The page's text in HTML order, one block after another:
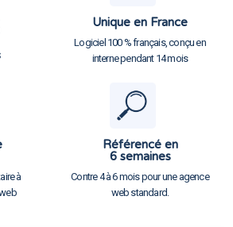
Unique en France
Logiciel 100 % français, conçu en
interne pendant 14 mois
à
Référencé en
6 semaines
Contre 4 à 6 mois pour une agence
web standard.